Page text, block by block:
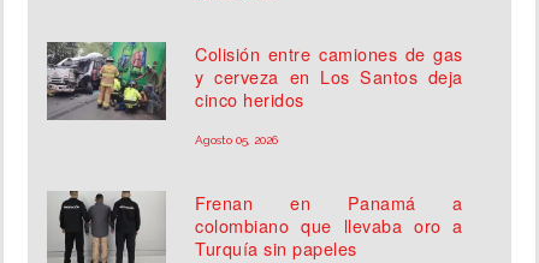
Colisión entre camiones de gas
y cerveza en Los Santos deja
cinco heridos
Agosto 05, 2026
Frenan en Panamá a
colombiano que llevaba oro a
Turquía sin papeles